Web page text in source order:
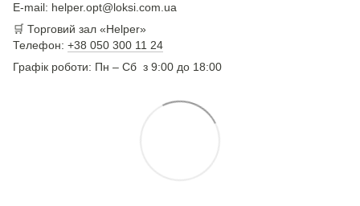
E-mail: helper.opt@loksi.com.ua
🛒 Торговий зал «Helper»
Телефон: +38 050 300 11 24
Графік роботи: Пн – Сб з 9:00 до 18:00